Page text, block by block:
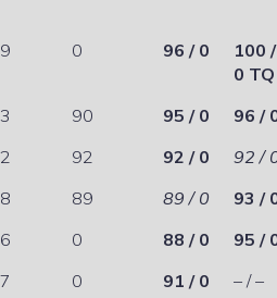
0 96 / 0
100 /
0 TQ
90 95 / 0
96 /
92 92 / 0
92 /
89 89 / 0
93 /
0 88 / 0
95 /
0 91 / 0
– / –